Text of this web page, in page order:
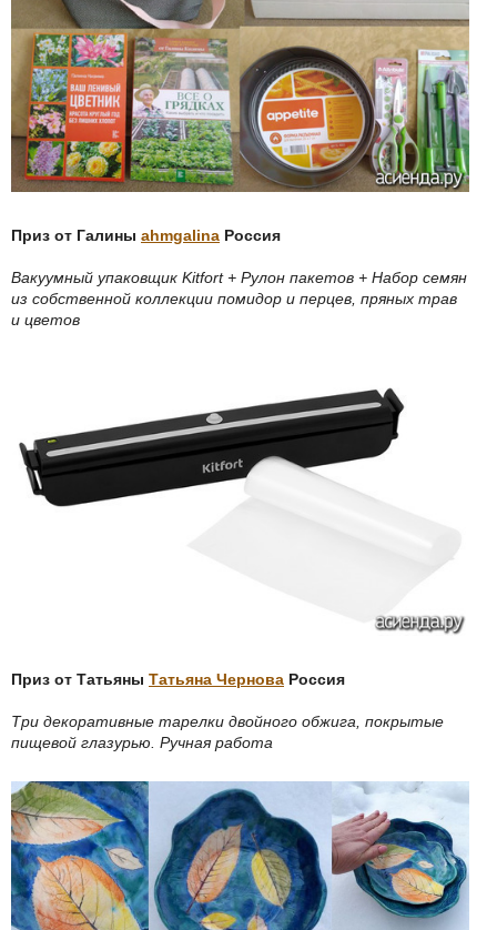
Приз от Галины ahmgalina Россия
Вакуумный упаковщик Kitfort + Рулон пакетов + Набор семян
из собственной коллекции помидор и перцев, пряных трав
и цветов
Приз от Татьяны Татьяна Чернова Россия
Три декоративные тарелки двойного обжига, покрытые
пищевой глазурью. Ручная работа